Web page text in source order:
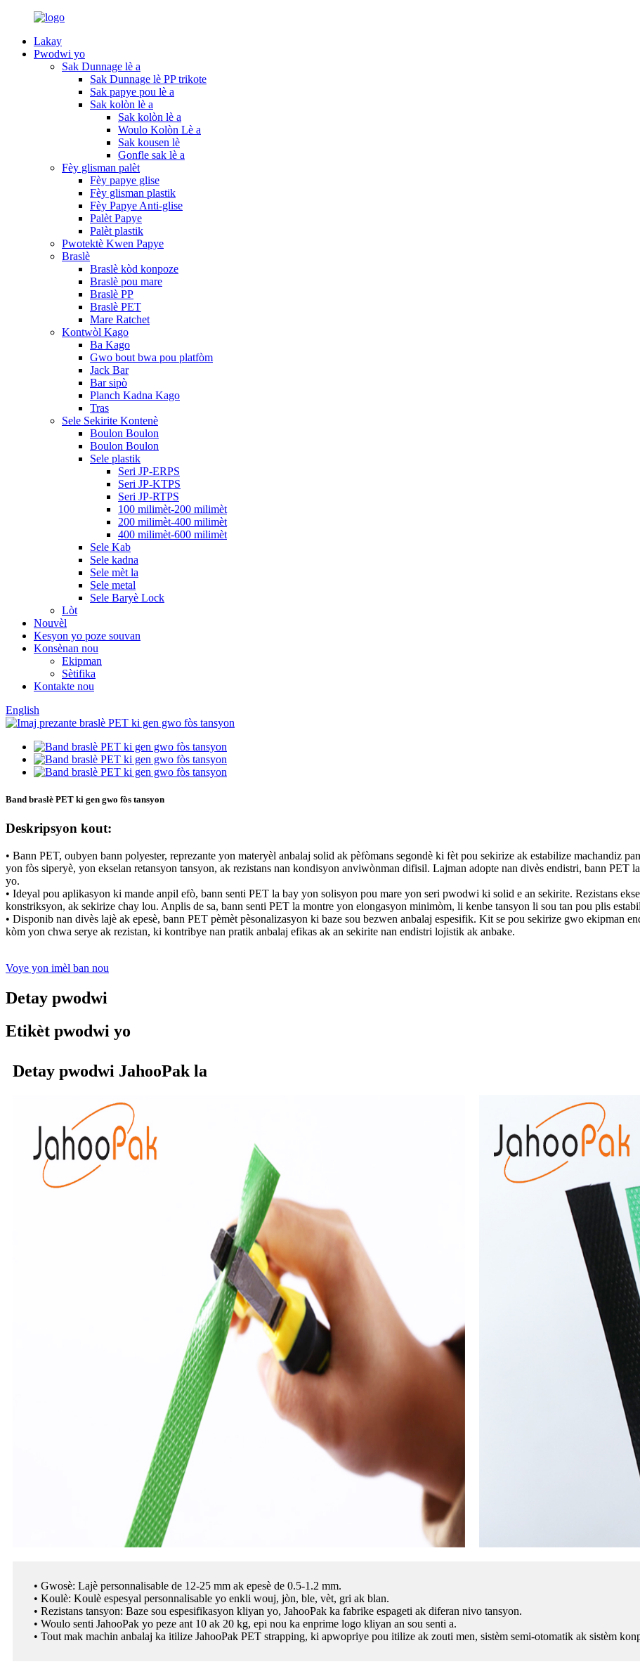
Lakay
Pwodwi yo
Sak Dunnage lè a
Sak Dunnage lè PP trikote
Sak papye pou lè a
Sak kolòn lè a
Sak kolòn lè a
Woulo Kolòn Lè a
Sak kousen lè
Gonfle sak lè a
Fèy glisman palèt
Fèy papye glise
Fèy glisman plastik
Fèy Papye Anti-glise
Palèt Papye
Palèt plastik
Pwotektè Kwen Papye
Braslè
Braslè kòd konpoze
Braslè pou mare
Braslè PP
Braslè PET
Mare Ratchet
Kontwòl Kago
Ba Kago
Gwo bout bwa pou platfòm
Jack Bar
Bar sipò
Planch Kadna Kago
Tras
Sele Sekirite Kontenè
Boulon Boulon
Boulon Boulon
Sele plastik
Seri JP-ERPS
Seri JP-KTPS
Seri JP-RTPS
100 milimèt-200 milimèt
200 milimèt-400 milimèt
400 milimèt-600 milimèt
Sele Kab
Sele kadna
Sele mèt la
Sele metal
Sele Baryè Lock
Lòt
Nouvèl
Kesyon yo poze souvan
Konsènan nou
Ekipman
Sètifika
Kontakte nou
English
Band braslè PET ki gen gwo fòs tansyon
Deskripsyon kout:
• Bann PET, oubyen bann polyester, reprezante yon materyèl anbalaj solid ak pèfòmans segondè ki fèt pou sekirize ak estabilize machandiz
yon fòs siperyè, yon ekselan retansyon tansyon, ak rezistans nan kondisyon anviwònman difisil. Lajman adopte nan divès endistri, bann PET
yo.
• Ideyal pou aplikasyon ki mande anpil efò, bann senti PET la bay yon solisyon pou mare yon seri pwodwi ki solid e an sekirite. Rezistans
konstriksyon, ak sekirize chay lou. Anplis de sa, bann senti PET la montre yon elongasyon minimòm, li kenbe tansyon li sou tan pou plis
• Disponib nan divès lajè ak epesè, bann PET pèmèt pèsonalizasyon ki baze sou bezwen anbalaj espesifik. Kit se pou sekirize gwo ekipman
kòm yon chwa serye ak rezistan, ki kontribye nan pratik anbalaj efikas ak an sekirite nan endistri lojistik ak anbake.
Voye yon imèl ban nou
Detay pwodwi
Etikèt pwodwi yo
Detay pwodwi JahooPak la
• Gwosè: Lajè personnalisable de 12-25 mm ak epesè de 0.5-1.2 mm.
• Koulè: Koulè espesyal personnalisable yo enkli wouj, jòn, ble, vèt, gri ak blan.
• Rezistans tansyon: Baze sou espesifikasyon kliyan yo, JahooPak ka fabrike espageti ak diferan nivo tansyon.
• Woulo senti JahooPak yo peze ant 10 ak 20 kg, epi nou ka enprime logo kliyan an sou senti a.
• Tout mak machin anbalaj ka itilize JahooPak PET strapping, ki apwopriye pou itilize ak zouti men, sistèm semi-otomatik ak sistèm